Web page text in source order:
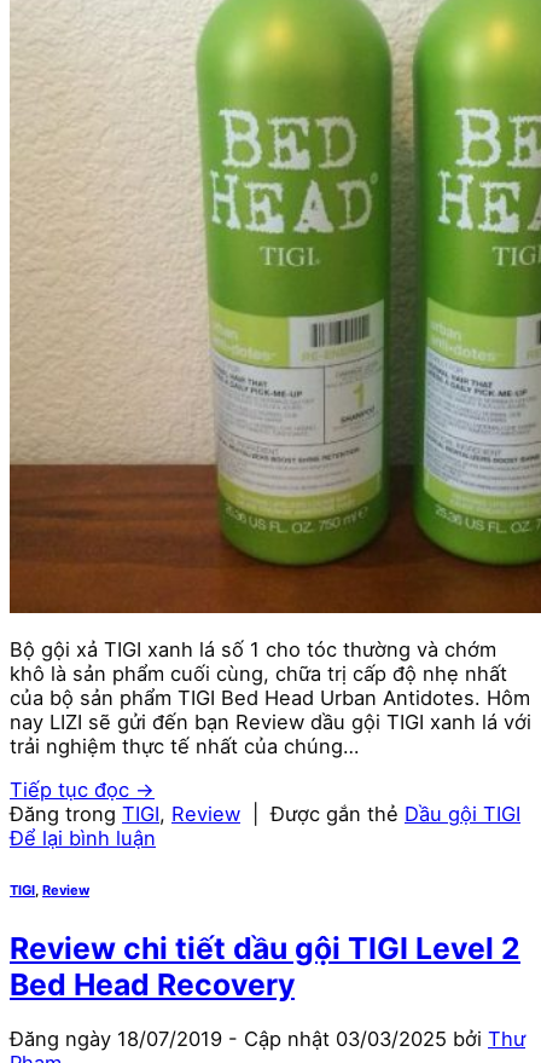
Bộ gội xả TIGI xanh lá số 1 cho tóc thường và chớm
khô là sản phẩm cuối cùng, chữa trị cấp độ nhẹ nhất
của bộ sản phẩm TIGI Bed Head Urban Antidotes. Hôm
nay LIZI sẽ gửi đến bạn Review dầu gội TIGI xanh lá với
trải nghiệm thực tế nhất của chúng…
Tiếp tục đọc →
Đăng trong TIGI, Review Được gắn thẻ Dầu gội TIGI
Để lại bình luận
TIGI, Review
Review chi tiết dầu gội TIGI Level 2
Bed Head Recovery
Đăng ngày 18/07/2019 - Cập nhật 03/03/2025 bởi Thư